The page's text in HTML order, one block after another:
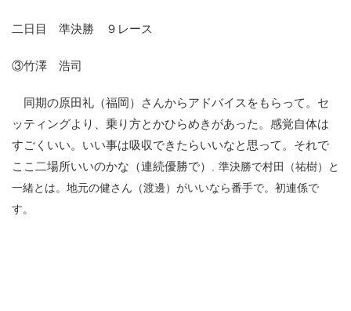
運営会社概要
支払い方法、ポイント利用規約
車券は20歳になってから・のめり込む不安のある方のご相
談
よくある質問
二日目 準決勝 ９レース
③竹澤 浩司
同期の原田礼（福岡）さんからアドバイスをもらって。セ
ッティングより、乗り方とかひらめきがあった。感覚自体は
すごくいい。いい事は吸収できたらいいなと思って。それで
ここ二場所いいのかな（連続優勝で）
。 準決勝で村田（祐樹）と
一緒とは。地元の健さん（渡邊）がいいなら番手で。初連係で
す。